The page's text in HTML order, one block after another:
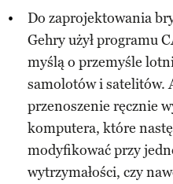
Do zaprojektowania
Gehry użył programu
myślą o przemyśle
samolotów i satelitów.
przenoszenie ręcznie
komputera, które
modyfikować przy
wytrzymałości, czy